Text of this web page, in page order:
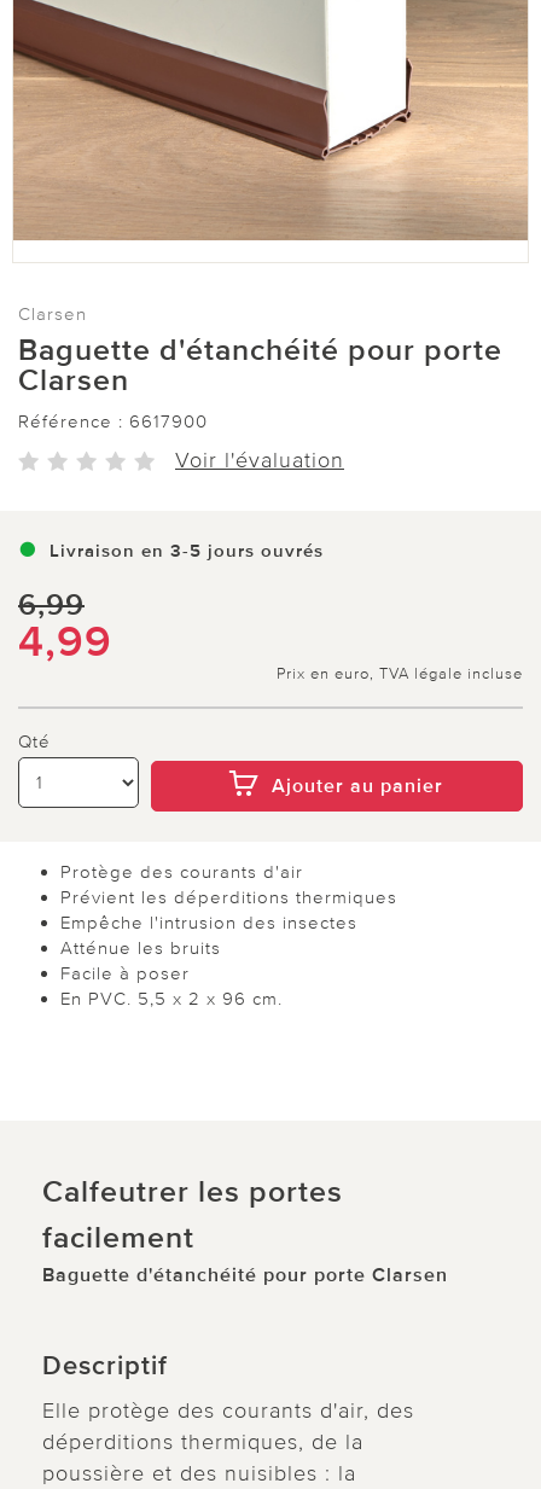
Clarsen
Baguette d'étanchéité pour porte
Clarsen
Référence : 6617900
Voir l'évaluation
Livraison en 3-5 jours ouvrés
6,99
4,99
Prix en euro, TVA légale incluse
Qté
Ajouter au panier
Protège des courants d'air
Prévient les déperditions thermiques
Empêche l'intrusion des insectes
Atténue les bruits
Facile à poser
En PVC. 5,5 x 2 x 96 cm.
Calfeutrer les portes
facilement
Baguette d'étanchéité pour porte Clarsen
Descriptif
Elle protège des courants d'air, des
déperditions thermiques, de la
poussière et des nuisibles : la